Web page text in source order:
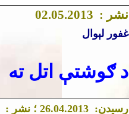
نشر : 02.05.2013
غفور لېوال
د ګوشتې اتل ته
رسیدن: 26.04.2013 ؛ نشر :